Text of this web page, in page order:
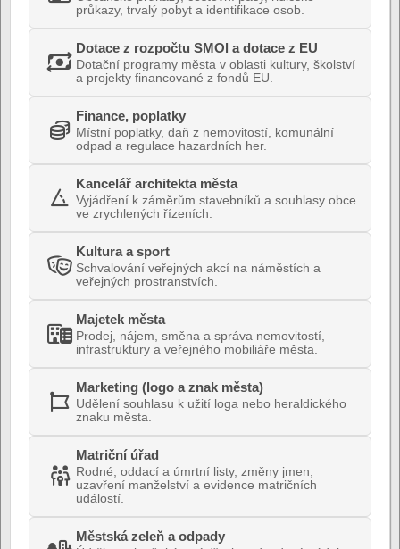
průkazy, trvalý pobyt a identifikace osob.
Dotace z rozpočtu SMOl a dotace z EU
Dotační programy města v oblasti kultury, školství
a projekty financované z fondů EU.
Finance, poplatky
Místní poplatky, daň z nemovitostí, komunální
odpad a regulace hazardních her.
Kancelář architekta města
Vyjádření k záměrům stavebníků a souhlasy obce
ve zrychlených řízeních.
Kultura a sport
Schvalování veřejných akcí na náměstích a
veřejných prostranstvích.
Majetek města
Prodej, nájem, směna a správa nemovitostí,
infrastruktury a veřejného mobiliáře města.
Marketing (logo a znak města)
Udělení souhlasu k užití loga nebo heraldického
znaku města.
Matriční úřad
Rodné, oddací a úmrtní listy, změny jmen,
uzavření manželství a evidence matričních
událostí.
Městská zeleň a odpady